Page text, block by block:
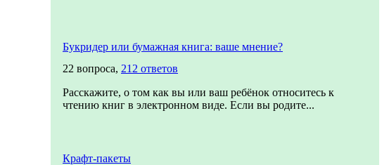
Букридер или бумажная книга: ваше мнение?
22 вопроса, 212 ответов
Расскажите, о том как вы или ваш ребёнок относитесь к
чтению книг в электронном виде. Если вы родите...
Крафт-пакеты